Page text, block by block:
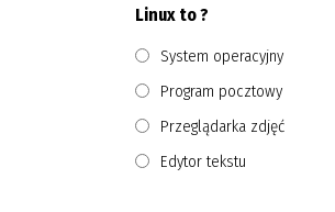
Linux to ?
System operacyjny
Program pocztowy
Przeglądarka zdjęć
Edytor tekstu